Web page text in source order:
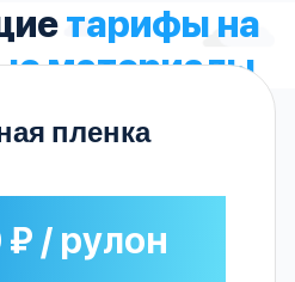
тарифы на
материалы
пленка
₽ / рулон